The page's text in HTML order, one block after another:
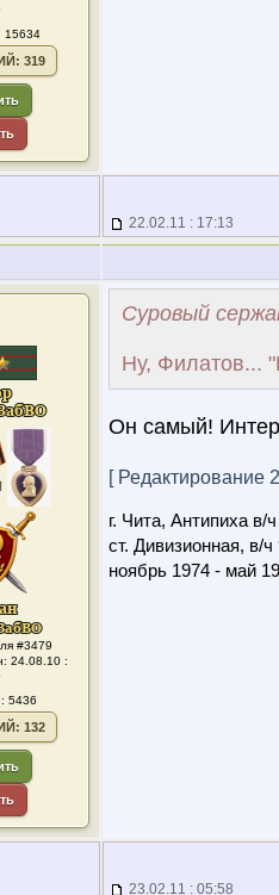
15634
319
22.02.11 : 17:13
#3479
24.08.10 :
5436
132
Суровый
Ну, Филатов...
Он самый!
[ Редактирование
г. Чита, Антипиха в/
ст. Дивизионная, в/ч
ноябрь 1974 - май
23.02.11 : 05:58